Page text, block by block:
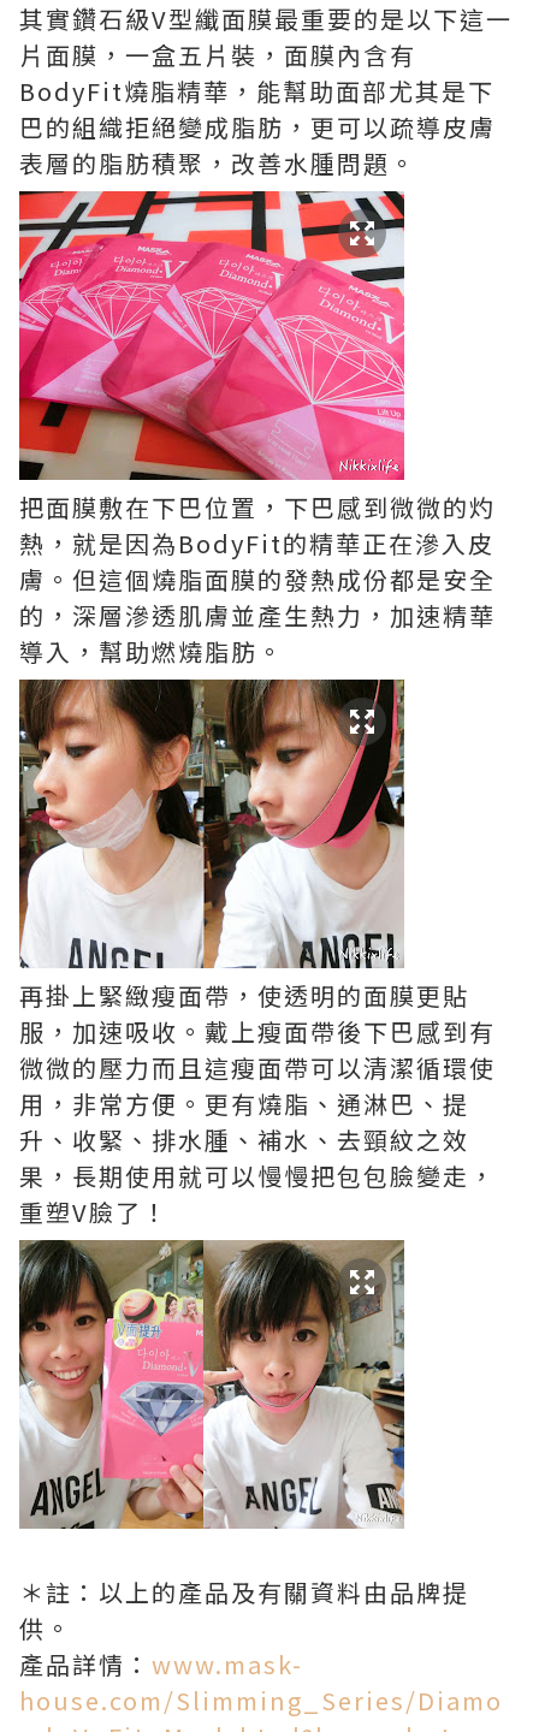
其實鑽石級V型纖面膜最重要的是以下這一
片面膜，一盒五片裝，面膜內含有
BodyFit燒脂精華，能幫助面部尤其是下
巴的組織拒絕變成脂肪，更可以疏導皮膚
表層的脂肪積聚，改善水腫問題。
把面膜敷在下巴位置，下巴感到微微的灼
熱，就是因為BodyFit的精華正在滲入皮
膚。但這個燒脂面膜的發熱成份都是安全
的，深層滲透肌膚並產生熱力，加速精華
導入，幫助燃燒脂肪。
再掛上緊緻瘦面帶，使透明的面膜更貼
服，加速吸收。戴上瘦面帶後下巴感到有
微微的壓力而且這瘦面帶可以清潔循環使
用，非常方便。更有燒脂、通淋巴、提
升、收緊、排水腫、補水、去頸紋之效
果，長期使用就可以慢慢把包包臉變走，
重塑V臉了！
＊註：以上的產品及有關資料由品牌提
供。
產品詳情： www.mask-
house.com/Slimming_Series/Diamo